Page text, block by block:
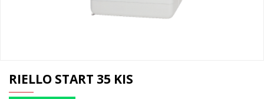
RIELLO START 35 KIS